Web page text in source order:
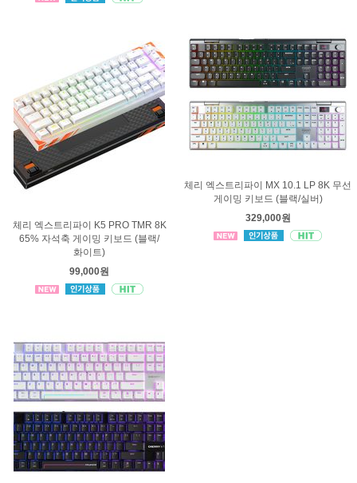
체리 엑스트리파이 K5 PRO TMR 8K
65% 자석축 게이밍 키보드 (블랙/
화이트)
99,000원
체리 엑스트리파이 MX 10.1 LP 8K 무선
게이밍 키보드 (블랙/실버)
329,000원